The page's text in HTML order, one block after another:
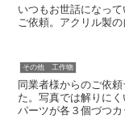
いつもお世話になっ
ご依頼。アクリル製
その他 工作物
同業者様からのご依
た。写真では解りに
パーツが各３個づつ